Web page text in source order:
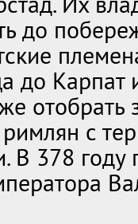
до
до Карпат
отобрать
с
378 году